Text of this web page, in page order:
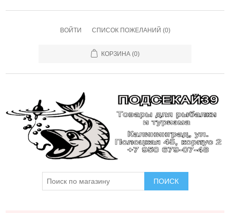
ВОЙТИ СПИСОК ПОЖЕЛАНИЙ (0)
КОРЗИНА (0)
ПОИСК